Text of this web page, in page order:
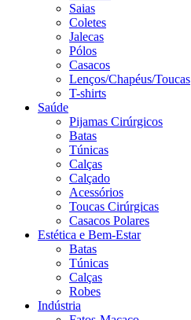
Saias
Coletes
Jalecas
Pólos
Casacos
Lenços/Chapéus/Toucas
T-shirts
Saúde
Pijamas Cirúrgicos
Batas
Túnicas
Calças
Calçado
Acessórios
Toucas Cirúrgicas
Casacos Polares
Estética e Bem-Estar
Batas
Túnicas
Calças
Robes
Indústria